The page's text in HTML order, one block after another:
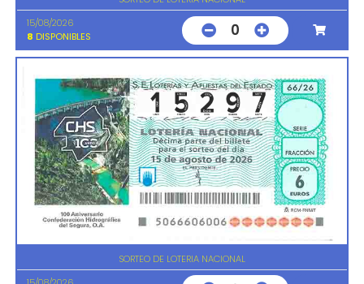
15/08/2026
8 DISPONIBLES 0
SORTEO DE LOTERIA NACIONAL